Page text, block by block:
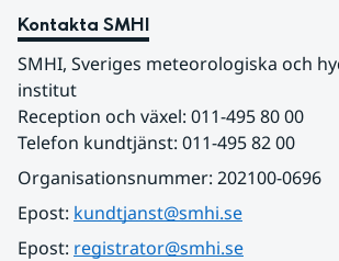
Kontakta SMHI
SMHI, Sveriges meteorologiska och
institut
Reception och växel: 011-495 80 00
Telefon kundtjänst: 011-495 82 00
Organisationsnummer: 202100-0696
Epost: kundtjanst@smhi.se
Epost: registrator@smhi.se